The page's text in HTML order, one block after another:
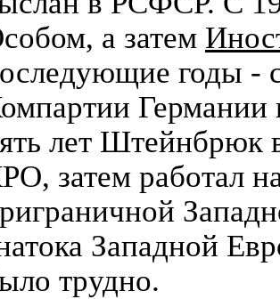
а затем
годы -
лет Штейнбрюк
затем работал
Западной
трудно.